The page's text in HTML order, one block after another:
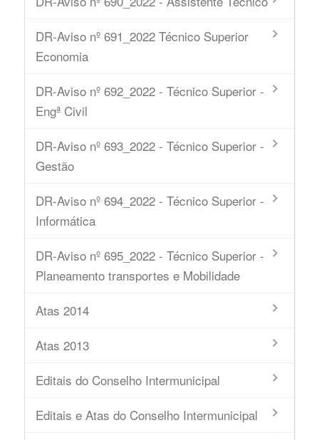
DR-Aviso nº 691_2022 Técnico Superior
Economia
DR-Aviso nº 692_2022 - Técnico Superior -
Engª Civil
DR-Aviso nº 693_2022 - Técnico Superior -
Gestão
DR-Aviso nº 694_2022 - Técnico Superior -
Informática
DR-Aviso nº 695_2022 - Técnico Superior -
Planeamento transportes e Mobilidade
Atas 2014
Atas 2013
Editais do Conselho Intermunicipal
Editais e Atas do Conselho Intermunicipal